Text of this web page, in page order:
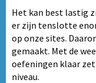
Het kan best lastig
er zijn tenslotte
op onze sites.
gemaakt. Met de
oefeningen klaar
niveau.